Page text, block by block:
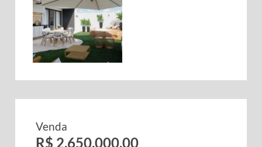
Venda
R$ 2.650.000,00